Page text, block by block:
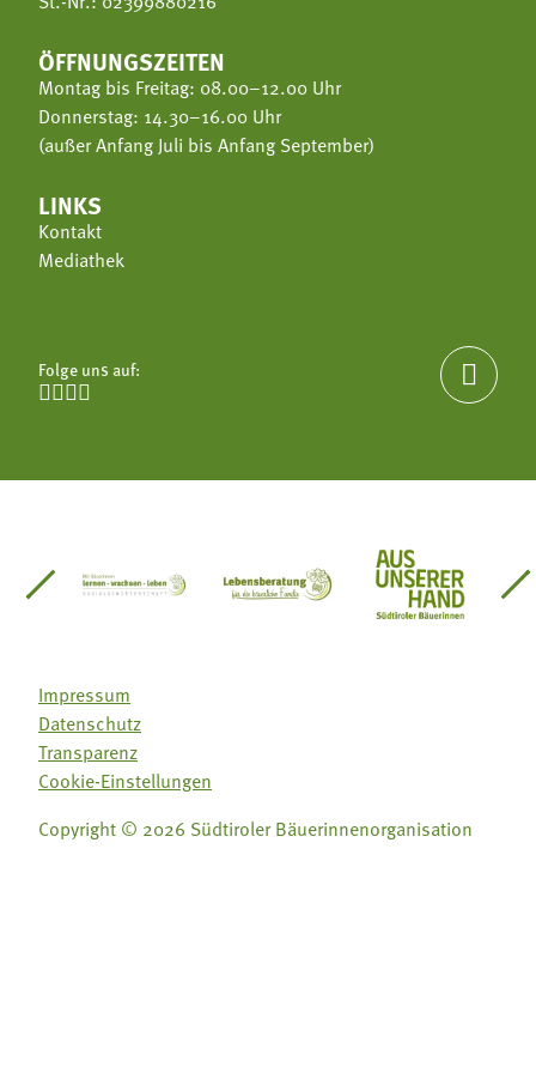
ÖFFNUNGSZEITEN
Montag bis Freitag: 08.00–12.00 Uhr
Donnerstag: 14.30–16.00 Uhr
(außer Anfang Juli bis Anfang September)
LINKS
Kontakt
Mediathek
Folge uns auf:
   

Südtirol
Gärtnervereinigung
Sozialgenossenschaft Mit Bäuerinnen lernen -
Lebensberatung für dieAus unserer
Impressum
Datenschutz
Transparenz
Cookie-Einstellungen
Copyright © 2026 Südtiroler Bäuerinnenorganisation